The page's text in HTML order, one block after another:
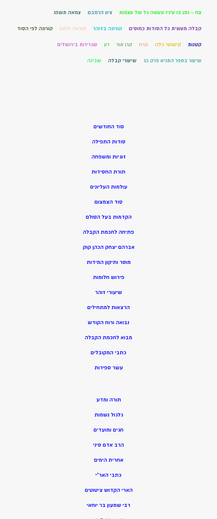
צח – נתן בו עיניו ונעשה גל של עצמות ציון הרמבם צמאה תשפג
קבלה מעשית כל הסודות כמוסים קורונה בזוהר קורונה חיסון קורונה לפי הסוד
קטנות קישוטי כלה קרח קרן אור רע שגרירות בירושלים
שיעור בספר התניא פרק כג שיעורי קבלה שכינה
סוד החודשים
סודות התפילה
זוגיות ומשפחה
תורת החסידות
עולמות העליונים
סוד הצמצום
הקדמות בעל הסולם
פתיחה לחכמת הקבלה
אברהם יצחק הכהן קוק
מוסר ותיקון המידות
פירוש חלומות
שיעורי זוהר
הרצאות למתחילים
נבואה ורוח הקודש
מבוא לחכמת הקבלה
כתבי המקובלים
עשר ספירות
תורה ומדע
גלגול נשמות
חגים ומועדים
הרב אדם סיני
אחרית הימים
כתבי האר”י
הארי הקדוש ציטוטים
רבי שמעון בר יוחאי